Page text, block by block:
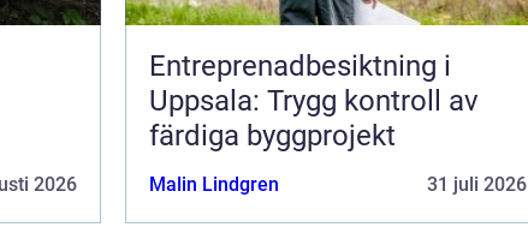
2026
Entreprenadbesiktning i
Uppsala: Trygg kontroll av
färdiga byggprojekt
Malin Lindgren 31 juli 2026